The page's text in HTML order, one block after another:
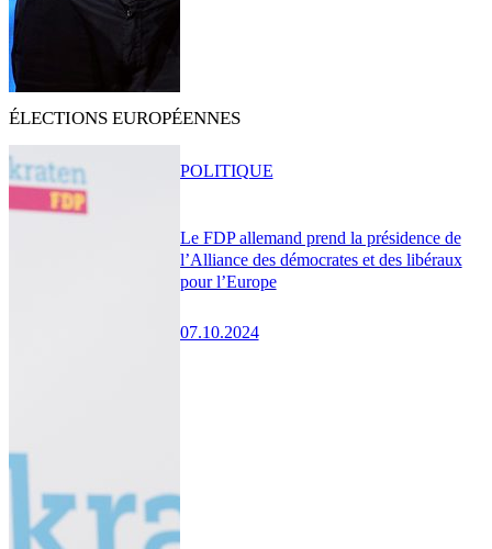
ÉLECTIONS EUROPÉENNES
Le FDP allemand prend la présidence de
l’Alliance des démocrates et des libéraux
pour l’Europe
07.10.2024
POLITIQUE